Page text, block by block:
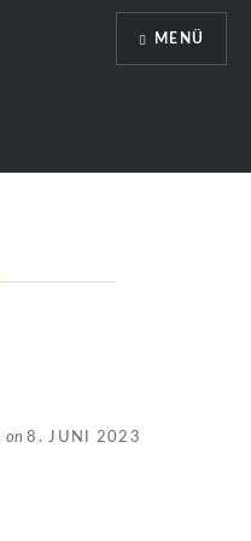
MENÜ
on8. JUNI 2023